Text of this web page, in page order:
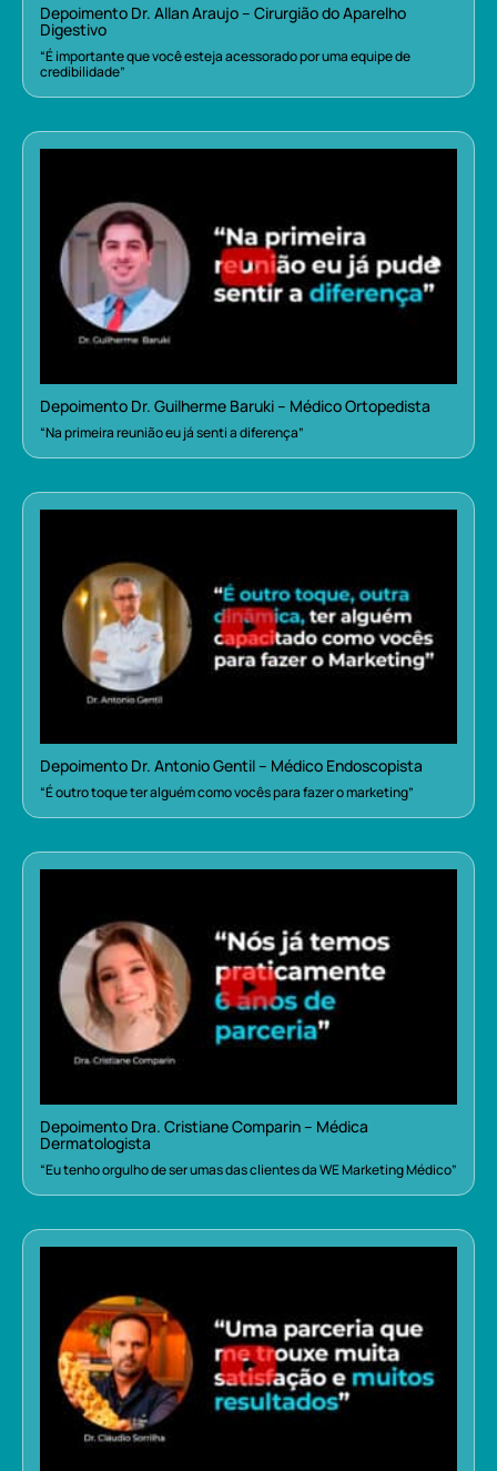
Depoimento Dr. Allan Araujo – Cirurgião do Aparelho
Digestivo
“É importante que você esteja acessorado por uma equipe de
credibilidade”
Depoimento Dr. Guilherme Baruki – Médico Ortopedista
“Na primeira reunião eu já senti a diferença”
Depoimento Dr. Antonio Gentil – Médico Endoscopista
“É outro toque ter alguém como vocês para fazer o marketing”
Depoimento Dra. Cristiane Comparin – Médica
Dermatologista
“Eu tenho orgulho de ser umas das clientes da WE Marketing Médico”